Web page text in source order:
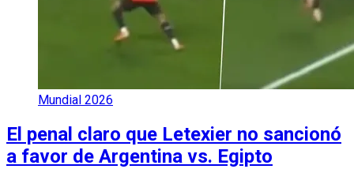
Mundial 2026
El penal claro que Letexier no sancionó
a favor de Argentina vs. Egipto